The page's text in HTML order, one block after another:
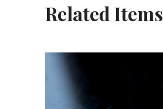
Related Items